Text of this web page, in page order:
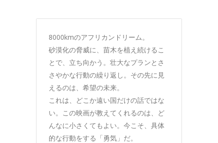
8000kmのアフリカンドリーム。
砂漠化の脅威に、苗木を植え続けるこ
とで、立ち向かう。壮大なプランとさ
さやかな行動の繰り返し。その先に見
えるのは、希望の未来。
これは、どこか遠い国だけの話ではな
い。この映画が教えてくれるのは、ど
んなに小さくてもよい。今こそ、具体
的な行動をする「勇気」だ。